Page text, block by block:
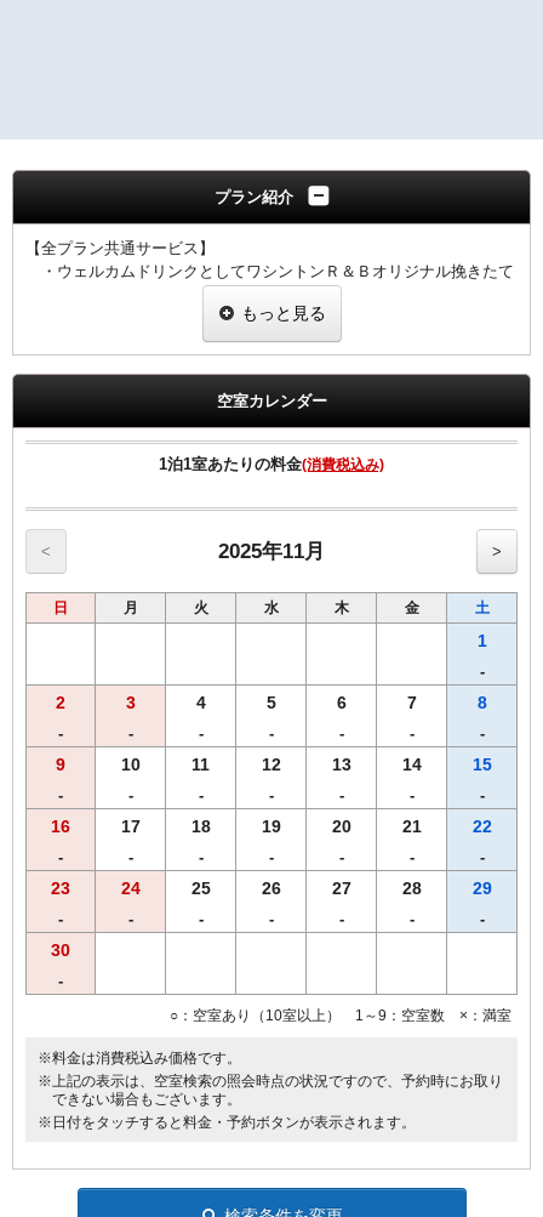
プラン紹介
【全プラン共通サービス】
・ウェルカムドリンクとしてワシントンＲ＆Ｂオリジナル挽きたて
・全室インターネット回線接続可能（Wi-Fi・有線LAN）
もっと見る
空室カレンダー
1泊1室あたりの料金(消費税込み)
< 2025年11月 >
日 月 火 水 木 金 土
1
-
2
-
3
-
4
-
5
-
6
-
7
-
8
-
9
-
10
-
11
-
12
-
13
-
14
-
15
-
16
-
17
-
18
-
19
-
20
-
21
-
22
-
23
-
24
-
25
-
26
-
27
-
28
-
29
-
30
-
○：空室あり（10室以上） 1～9：空室数 ×：満室
※料金は消費税込み価格です。
※上記の表示は、空室検索の照会時点の状況ですので、予約時にお取り
できない場合もございます。
※日付をタッチすると料金・予約ボタンが表示されます。